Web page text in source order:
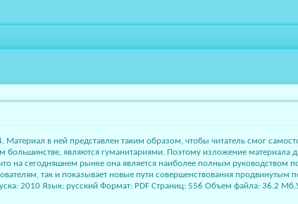
в ней представлен таким образом, чтобы читатель смог
являются гуманитариями. Поэтому изложение материала
на сегодняшнем рынке она является наиболее полным руководством
так и показывает новые пути совершенствования продвинутым
2010 Язык: русский Формат: PDF Страниц: 556 Объем файла: 36.2